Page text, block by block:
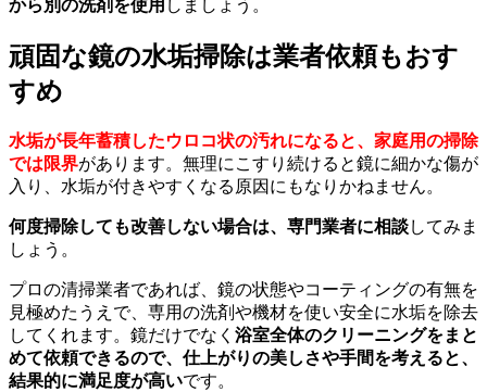
から別の洗剤を使用 しましょう。
頑固な鏡の水垢掃除は業者依頼もおす
すめ
水垢が長年蓄積したウロコ状の汚れになると、家庭用の掃除
では限界があります。無理にこすり続けると鏡に細かな傷が
入り、水垢が付きやすくなる原因にもなりかねません。
何度掃除しても改善しない場合は、専門業者に相談してみま
しょう。
プロの清掃業者であれば、鏡の状態やコーティングの有無を
見極めたうえで、専用の洗剤や機材を使い安全に水垢を除去
してくれます。鏡だけでなく 浴室全体のクリーニングをまと
めて依頼できるので、仕上がりの美しさや手間を考えると、
結果的に満足度が高いです。